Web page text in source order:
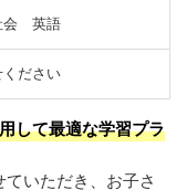
英語
ださい
して最適な学習プラ
いただき、お子さ